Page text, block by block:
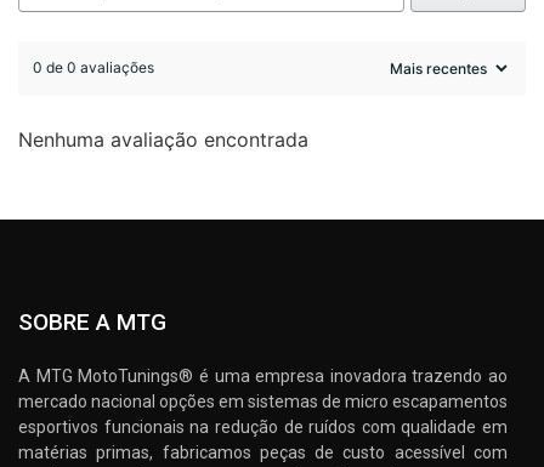
0 de 0 avaliações
Nenhuma avaliação encontrada
SOBRE A MTG
A MTG MotoTunings® é uma empresa inovadora trazendo ao
mercado nacional opções em sistemas de micro escapamentos
esportivos funcionais na redução de ruídos com qualidade em
matérias primas, fabricamos peças de custo acessível com